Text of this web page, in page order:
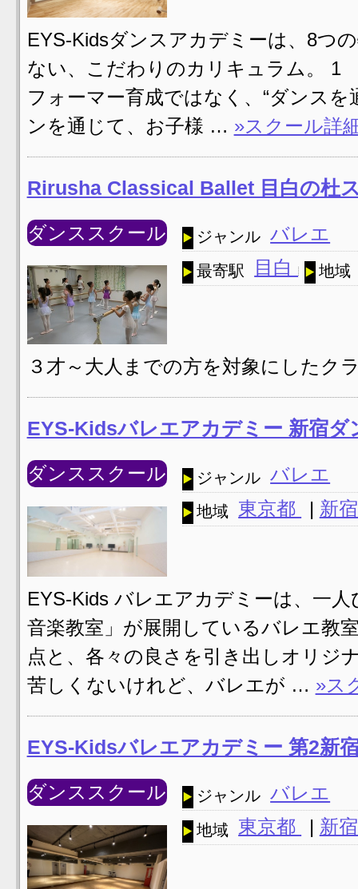
EYS-Kidsダンスアカデミーは、8つ
ない、こだわりのカリキュラム。 1
フォーマー育成ではなく、“ダンス
ンを通じて、お子様 … »スクール詳
Rirusha Classical Ballet 目白の杜
ダンススクール ジャンル バレエ
最寄駅 目白 地域
３才～大人までの方を対象にしたク
EYS-Kidsバレエアカデミー 新宿ダ
ダンススクール ジャンル バレエ
地域 東京都 | 新
EYS-Kids バレエアカデミーは、一
音楽教室」が展開しているバレエ教
点と、各々の良さを引き出しオリジ
苦しくないけれど、バレエが … »ス
EYS-Kidsバレエアカデミー 第2新
ダンススクール ジャンル バレエ
地域 東京都 | 新